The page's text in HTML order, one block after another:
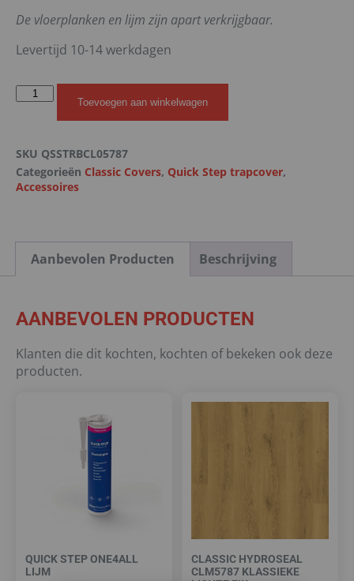
De vloerplanken en lijm zijn apart verkrijgbaar.
Levertijd 10-14 werkdagen
Toevoegen aan winkelwagen
SKU QSSTRBCL05787
Categorieën Classic Covers, Quick Step trapcover,
Accessoires
Aanbevolen Producten Beschrijving
AANBEVOLEN PRODUCTEN
Klanten die dit kochten, kochten of bekeken ook deze
producten.
QUICK STEP ONE4ALL
LIJM
CLASSIC HYDROSEAL
CLM5787 KLASSIEKE